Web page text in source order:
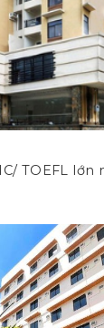
TOEFL lớn